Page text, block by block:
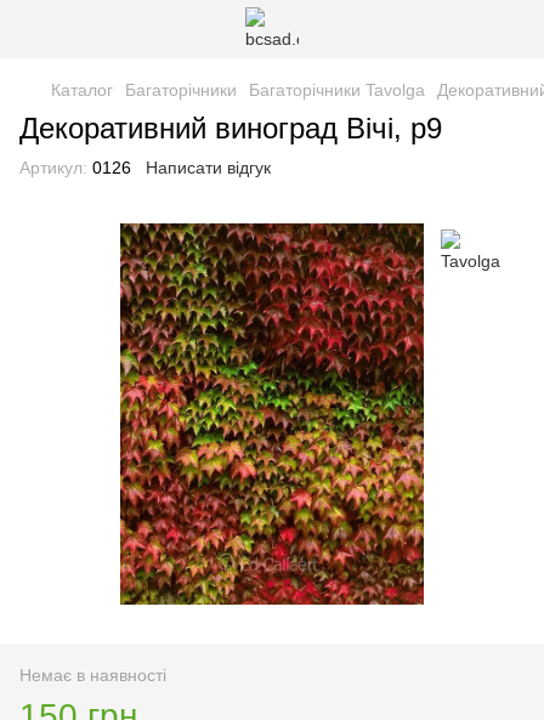
Каталог Багаторічники Багаторічники Tavolga
Декоративний виноград Вічі, р9
Артикул: 0126 Написати відгук
Немає в наявності